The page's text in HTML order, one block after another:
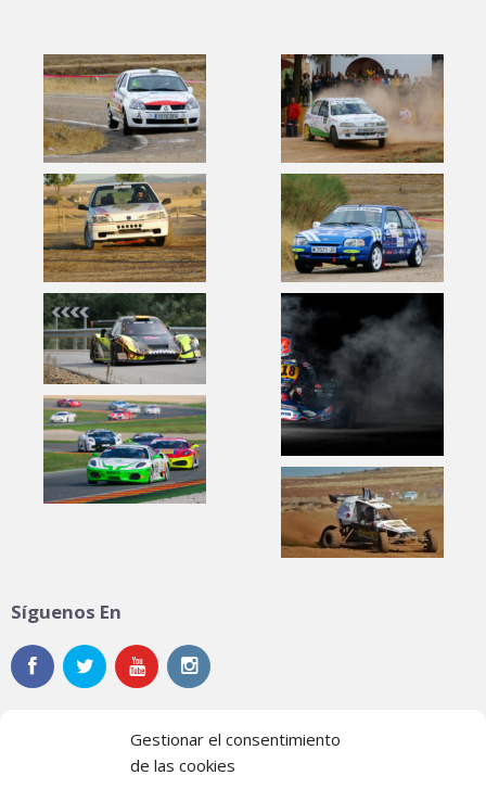
Gestionar el consentimiento
de las cookies
Síguenos En